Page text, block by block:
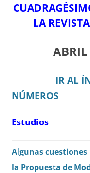
LA
IR AL
NÚMEROS
Estudios
Algunas
la Propuesta de